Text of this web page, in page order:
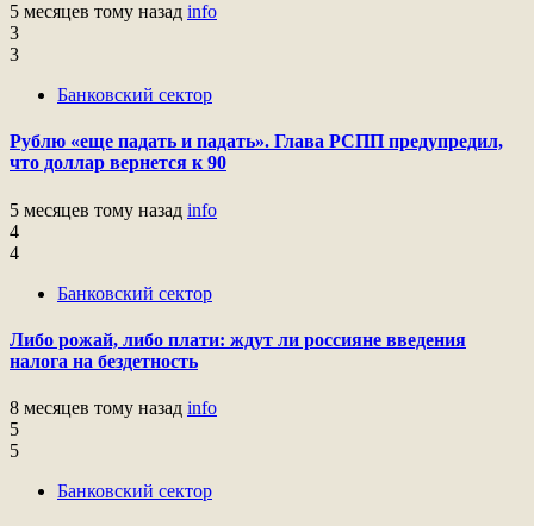
5 месяцев тому назад info
3
3
Банковский сектор
Рублю «еще падать и падать». Глава РСПП предупредил,
что доллар вернется к 90
5 месяцев тому назад info
4
4
Банковский сектор
Либо рожай, либо плати: ждут ли россияне введения
налога на бездетность
8 месяцев тому назад info
5
5
Банковский сектор